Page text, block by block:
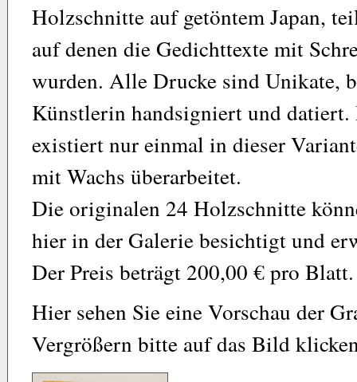
Holzschnitte auf getöntem Japan,
auf denen die Gedichttexte mit
wurden. Alle Drucke sind Unikate,
Künstlerin handsigniert und
existiert nur einmal in dieser
mit Wachs überarbeitet.
Die originalen 24 Holzschnitte
hier in der Galerie besichtigt und
Der Preis beträgt 200,00 € pro Blatt.
Hier sehen Sie eine Vorschau der
Vergrößern bitte auf das Bild